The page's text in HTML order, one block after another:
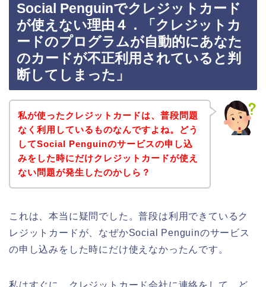
Social Penguinでクレジットカード
が使えない理由４．「クレジットカ
ードのプログラムが自動的にあなた
のカードが不正利用されていると判
断してしまった」
私が使ったクレジットカードは、普段問題
なく利用しているものなんですよね。どう
してSocial Penguinのサービスの申し込
みをした時にだけクレジットカードが使え
ない問題が発生したのかしら？
これは、本当に疑問でした。普段は利用できているク
レジットカードが、なぜかSocial Penguinのサービス
の申し込みをした時にだけ使えなかったんです。
私はすぐに、クレジットカード会社に連絡をして、ど